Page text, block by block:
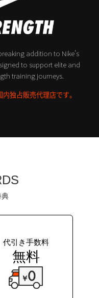
addition to Nike’s
to support elite and
training journeys.
独占販売代理店です。
典
代引き手数料
無料